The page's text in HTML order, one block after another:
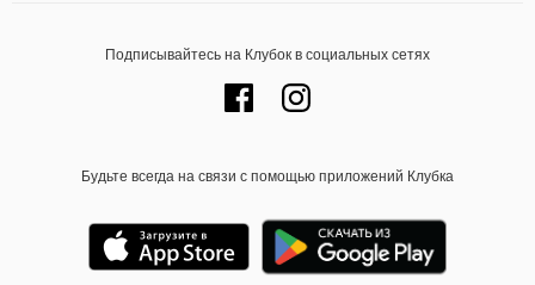
Подписывайтесь на Клубок в социальных сетях
Будьте всегда на связи с помощью приложений Клубка